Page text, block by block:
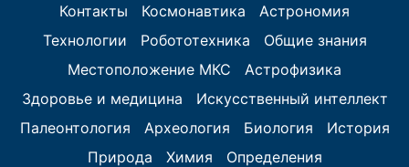
Контакты Космонавтика
Астрономия
Технологии
Робототехника
Общие знания
Местоположение МКС
Астрофизика
Здоровье и медицина
Искусственный интеллект
Палеонтология
Археология Биология
История
Природа
Химия Определения